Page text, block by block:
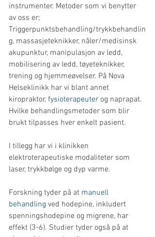
instrumenter. Metoder som vi benytter
av oss er;
Triggerpunktsbehandling/trykkbehandlin
g, massasjeteknikker, nåler/medisinsk
akupunktur, manipulasjon av ledd,
mobilisering av ledd, tøyeteknikker,
trening og hjemmeøvelser. På Nova
Helseklinikk har vi blant annet
kiropraktor, fysioterapeuter og naprapat.
Hvilke behandlingsmetoder som blir
brukt tilpasses hver enkelt pasient.
I tillegg har vi i klinikken
elektroterapeutiske modaliteter som
laser, trykkbølge og dyp varme.
Forskning tyder på at manuell
behandling ved hodepine, inkludert
spenningshodepine og migrene, har
effekt (3-6). Studier tyder også på at